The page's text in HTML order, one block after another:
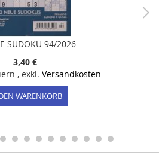
SUDOKU 94/2026
3,40 €
, exkl. Versandkosten
WARENKORB